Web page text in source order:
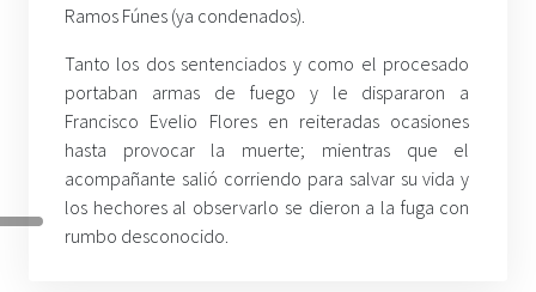
Ramos Fúnes (ya condenados).
Tanto los dos sentenciados y como el procesado
portaban armas de fuego y le dispararon a
Francisco Evelio Flores en reiteradas ocasiones
hasta provocar la muerte; mientras que el
acompañante salió corriendo para salvar su vida y
los hechores al observarlo se dieron a la fuga con
rumbo desconocido.